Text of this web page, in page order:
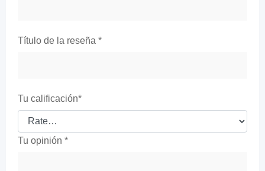
Título de la reseña *
Tu calificación*
Tu opinión *